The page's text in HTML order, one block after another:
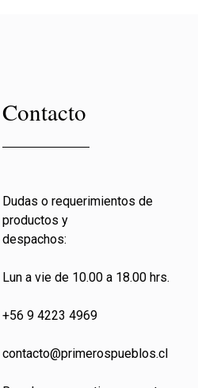
Contacto
Dudas o requerimientos de
productos y
despachos:
Lun a vie de 10.00 a 18.00 hrs.
+56 9 4223 4969
contacto@primerospueblos.cl